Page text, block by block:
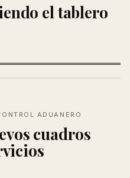
el tablero
ADUANERO
cuadros